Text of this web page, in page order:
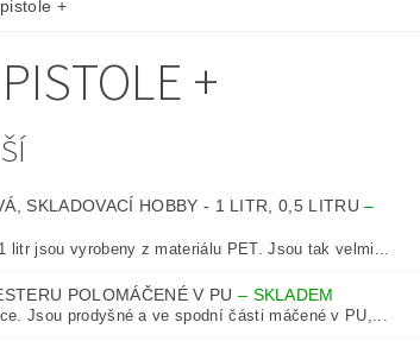
AKVA -TERA POTŘEBY
+
+
SKLADOVACÍ HOBBY - 1 LITR, 0,5 LITRU–
litr jsou vyrobeny z materiálu PET. Jsou tak velmi...
POLOMÁČENÉ V PU – SKLADEM
Jsou prodyšné a ve spodní části máčené v PU,...